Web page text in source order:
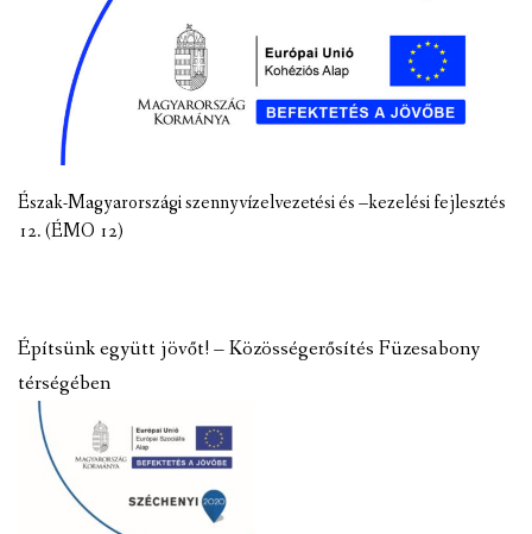
Észak-Magyarországi szennyvízelvezetési és –kezelési fejlesztés
12. (ÉMO 12)
Építsünk együtt jövőt! – Közösségerősítés Füzesabony
térségében